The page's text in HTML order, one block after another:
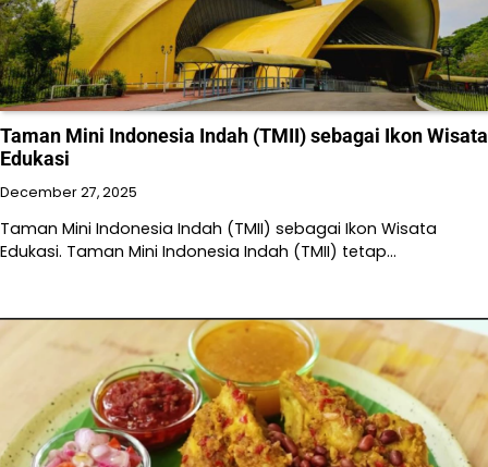
Taman Mini Indonesia Indah (TMII) sebagai Ikon Wisata
Edukasi
December 27, 2025
Taman Mini Indonesia Indah (TMII) sebagai Ikon Wisata
Edukasi. Taman Mini Indonesia Indah (TMII) tetap…